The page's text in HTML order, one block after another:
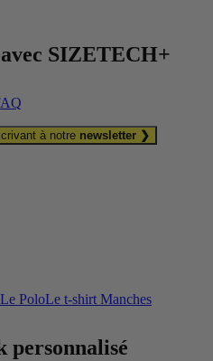
SIZETECH+
à notre newsletter ❯
Le PoloLe t-shirt Manches
personnalisé